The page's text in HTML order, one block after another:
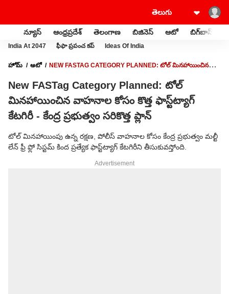
న్యూస్ ఆంధ్రప్రదేశ్ తెలంగాణ బిజినెస్ ఆటో బిగ్‌బాస్
India At 2047 ఫీఫా ప్రపంచ కప్ Ideas Of India
హోమ్ ఆటో
NEW FASTAG CATEGORY PLANNED: టోల్ మిన‌హాయించిన‌
New FASTag Category Planned: టోల్
మిన‌హాయించిన‌ వాహనాల కోసం కొత్త ఫాస్ట్‌ట్యాగ్
కేటగిరీ - కేంద్ర ప్రభుత్వం సరికొత్త ప్లాన్
టోల్ మినహాయింపు ఉన్న రక్షణ, పోలీస్ వాహనాల కోసం కేంద్ర ప్రభుత్వం మల్టీ
లేన్ ఫ్రీ ఫ్లో సిస్టమ్ కింద ప్రత్యేక ఫాస్ట్‌ట్యాగ్ కేటగిరీని తీసుకువస్తోంది.
Advertisement